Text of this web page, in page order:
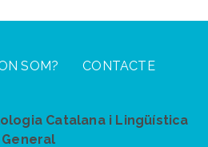
SOM? CONTACTE
Catalana i Lingüística
General